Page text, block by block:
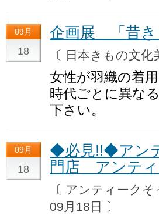
09月
18
企画展 「昔き
〔 日本きもの文
女性が羽織の着
時代ごとに異な
下さい。
09月
18
◆必見!!◆アン
門店 アンティ
〔 アンティーク
09月18日 〕